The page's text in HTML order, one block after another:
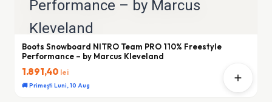
Boots Snowboard NITRO Team PRO 110% Freestyle
Performance – by Marcus Kleveland
1.891,40 lei
🚚 Primești Luni, 10 Aug